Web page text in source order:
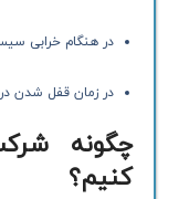
در هنگام خرابی
در زمان قفل شدن
چگونه
کنیم؟